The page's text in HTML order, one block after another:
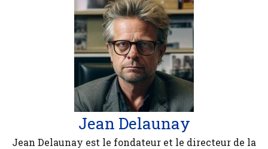
Jean Delaunay
Jean Delaunay est le fondateur et le directeur de la